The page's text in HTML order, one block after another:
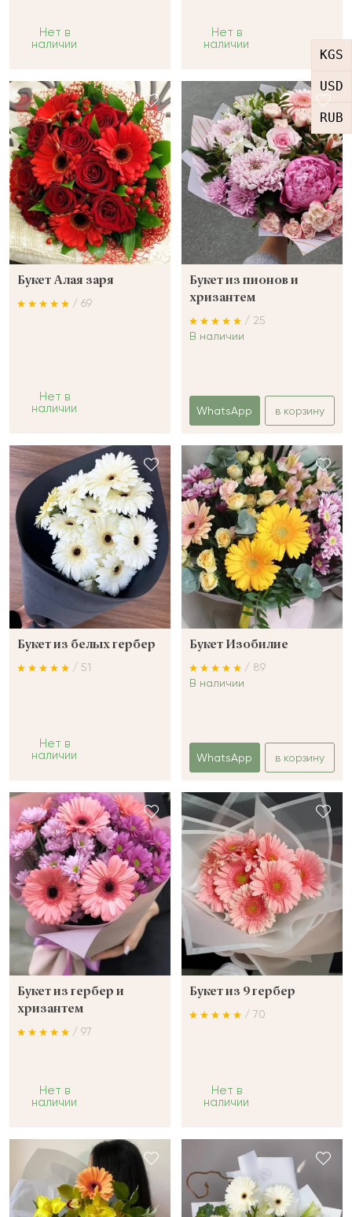
KGS
USD
RUB
Нет в
наличии
Нет в
наличии
Букет Алая заря
/ 69
Нет в
наличии
Букет из пионов и
хризантем
/ 25
В наличии
WhatsApp в корзину
Букет из белых гербер
/ 51
Нет в
наличии
Букет Изобилие
/ 89
В наличии
WhatsApp в корзину
Букет из гербер и
хризантем
/ 97
Нет в
наличии
Букет из 9 гербер
/ 70
Нет в
наличии